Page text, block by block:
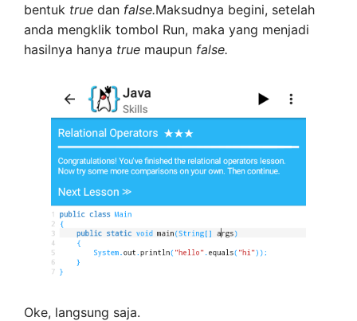
bentuk true dan false.Maksudnya begini, setelah
anda mengklik tombol Run, maka yang menjadi
hasilnya hanya true maupun false.
Oke, langsung saja.